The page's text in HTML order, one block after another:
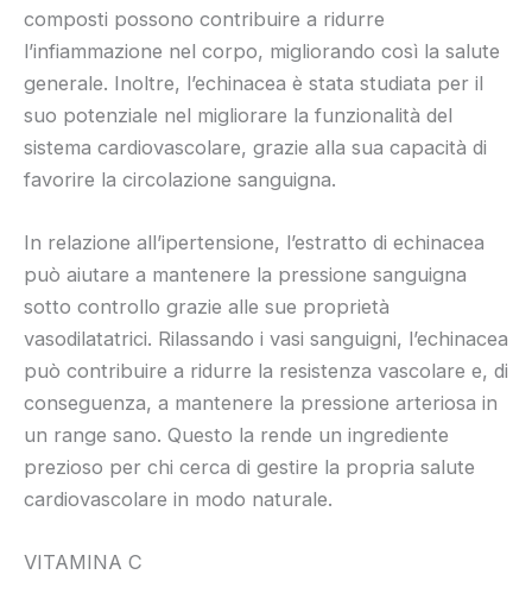
composti possono contribuire a ridurre
l’infiammazione nel corpo, migliorando così la salute
generale. Inoltre, l’echinacea è stata studiata per il
suo potenziale nel migliorare la funzionalità del
sistema cardiovascolare, grazie alla sua capacità di
favorire la circolazione sanguigna.
In relazione all’ipertensione, l’estratto di echinacea
può aiutare a mantenere la pressione sanguigna
sotto controllo grazie alle sue proprietà
vasodilatatrici. Rilassando i vasi sanguigni, l’echinacea
può contribuire a ridurre la resistenza vascolare e, di
conseguenza, a mantenere la pressione arteriosa in
un range sano. Questo la rende un ingrediente
prezioso per chi cerca di gestire la propria salute
cardiovascolare in modo naturale.
VITAMINA C